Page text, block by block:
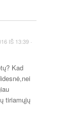
IŠ 13:39 ·
Kad
tiriamųjų